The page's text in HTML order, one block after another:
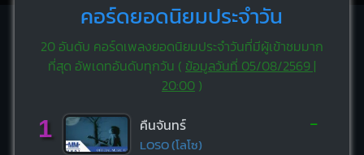
คอร์ดยอดนิยมประจำวัน
20 อันดับ คอร์ดเพลงยอดนิยมประจำวันที่มีผู้เข้าชมมาก
ที่สุด อัพเดทอันดับทุกวัน ( ข้อมูลวันที่ 05/08/2569 |
20:00)
1 คืนจันทร์
LOSO (โลโซ)
-